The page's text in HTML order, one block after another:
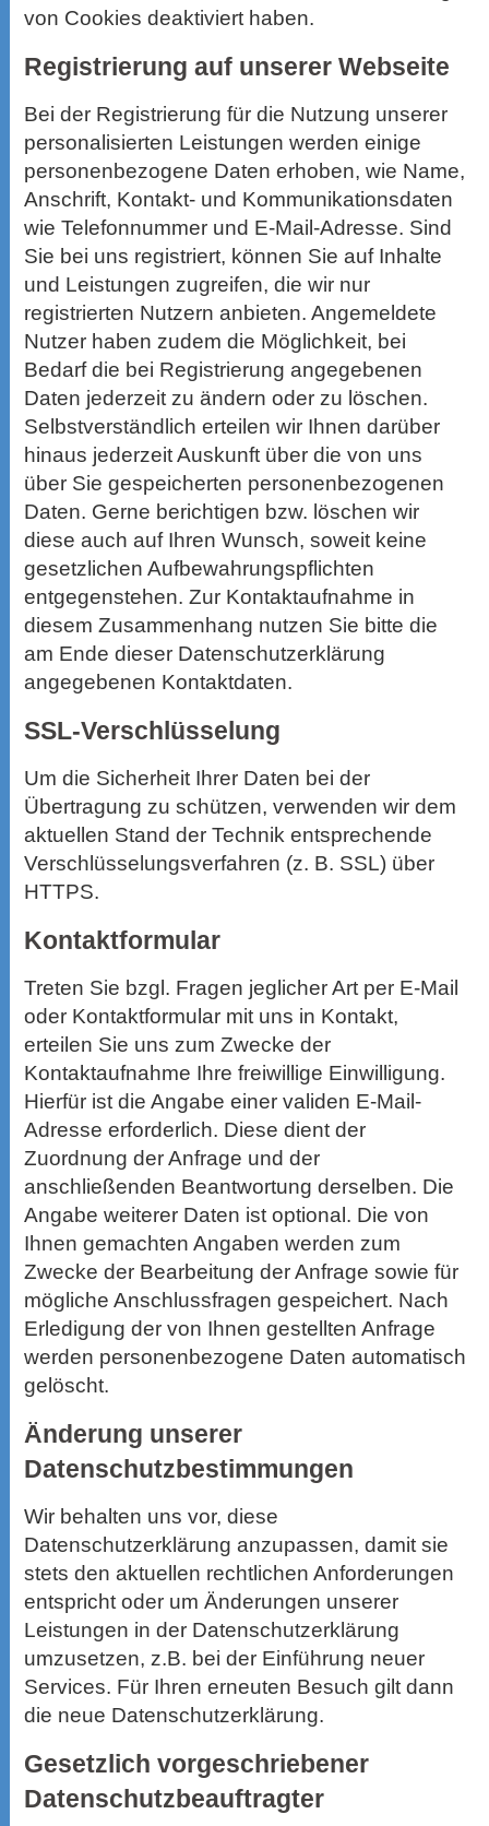
von Cookies deaktiviert haben.
Registrierung auf unserer Webseite
Bei der Registrierung für die Nutzung unserer
personalisierten Leistungen werden einige
personenbezogene Daten erhoben, wie Name,
Anschrift, Kontakt- und Kommunikationsdaten
wie Telefonnummer und E-Mail-Adresse. Sind
Sie bei uns registriert, können Sie auf Inhalte
und Leistungen zugreifen, die wir nur
registrierten Nutzern anbieten. Angemeldete
Nutzer haben zudem die Möglichkeit, bei
Bedarf die bei Registrierung angegebenen
Daten jederzeit zu ändern oder zu löschen.
Selbstverständlich erteilen wir Ihnen darüber
hinaus jederzeit Auskunft über die von uns
über Sie gespeicherten personenbezogenen
Daten. Gerne berichtigen bzw. löschen wir
diese auch auf Ihren Wunsch, soweit keine
gesetzlichen Aufbewahrungspflichten
entgegenstehen. Zur Kontaktaufnahme in
diesem Zusammenhang nutzen Sie bitte die
am Ende dieser Datenschutzerklärung
angegebenen Kontaktdaten.
SSL-Verschlüsselung
Um die Sicherheit Ihrer Daten bei der
Übertragung zu schützen, verwenden wir dem
aktuellen Stand der Technik entsprechende
Verschlüsselungsverfahren (z. B. SSL) über
HTTPS.
Kontaktformular
Treten Sie bzgl. Fragen jeglicher Art per E-Mail
oder Kontaktformular mit uns in Kontakt,
erteilen Sie uns zum Zwecke der
Kontaktaufnahme Ihre freiwillige Einwilligung.
Hierfür ist die Angabe einer validen E-Mail-
Adresse erforderlich. Diese dient der
Zuordnung der Anfrage und der
anschließenden Beantwortung derselben. Die
Angabe weiterer Daten ist optional. Die von
Ihnen gemachten Angaben werden zum
Zwecke der Bearbeitung der Anfrage sowie für
mögliche Anschlussfragen gespeichert. Nach
Erledigung der von Ihnen gestellten Anfrage
werden personenbezogene Daten automatisch
gelöscht.
Änderung unserer
Datenschutzbestimmungen
Wir behalten uns vor, diese
Datenschutzerklärung anzupassen, damit sie
stets den aktuellen rechtlichen Anforderungen
entspricht oder um Änderungen unserer
Leistungen in der Datenschutzerklärung
umzusetzen, z.B. bei der Einführung neuer
Services. Für Ihren erneuten Besuch gilt dann
die neue Datenschutzerklärung.
Gesetzlich vorgeschriebener
Datenschutz­beauftragter